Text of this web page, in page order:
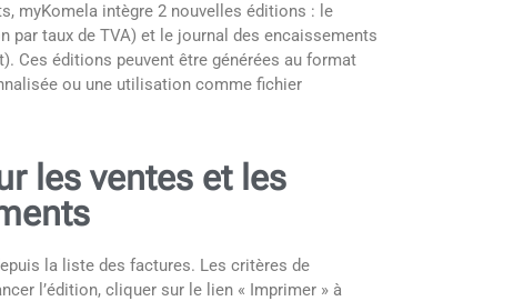
myKomela intègre 2 nouvelles éditions : le
taux de TVA) et le journal des encaissements
Ces éditions peuvent être générées au format
ou une utilisation comme fichier
les ventes et les
la liste des factures. Les critères de
l’édition, cliquer sur le lien « Imprimer » à